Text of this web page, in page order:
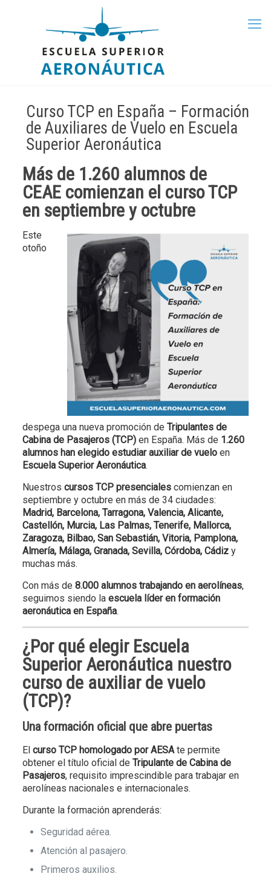
Curso TCP en España – Formación
de Auxiliares de Vuelo en Escuela
Superior Aeronáutica
Más de 1.260 alumnos de
CEAE comienzan el curso TCP
en septiembre y octubre
Este
otoño
despega una nueva promoción de Tripulantes de
Cabina de Pasajeros (TCP)en España. Más de 1.260
alumnos han elegido estudiar auxiliar de vueloen
Escuela Superior Aeronáutica.
Nuestros cursos TCP presencialescomienzan en
septiembre y octubre en más de 34 ciudades:
Madrid, Barcelona, Tarragona, Valencia, Alicante,
Castellón, Murcia, Las Palmas, Tenerife, Mallorca,
Zaragoza, Bilbao, San Sebastián, Vitoria, Pamplona,
Almería, Málaga, Granada, Sevilla, Córdoba, Cádizy
muchas más.
Con más de 8.000 alumnos trabajando en aerolíneas,
seguimos siendo la escuela líder en formación
aeronáutica en España.
¿Por qué elegir Escuela
Superior Aeronáuticanuestro
curso de auxiliar de vuelo
(TCP)?
Una formación oficial que abre puertas
El curso TCP homologado por AESAte permite
obtener el título oficial de Tripulante de Cabina de
Pasajeros, requisito imprescindible para trabajar en
aerolíneas nacionales e internacionales.
Durante la formación aprenderás:
Seguridad aérea.
Atención al pasajero.
Primeros auxilios.